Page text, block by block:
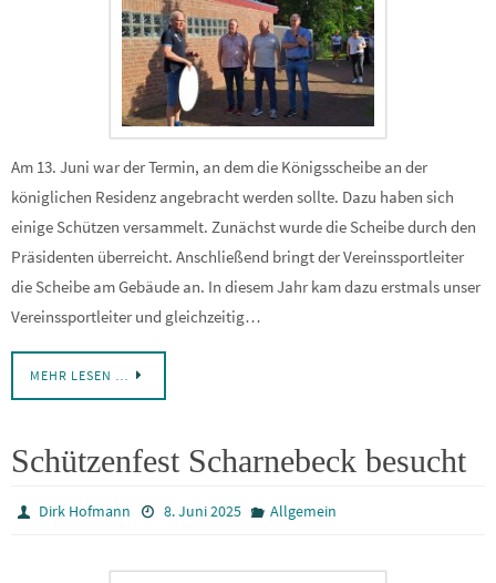
Am 13. Juni war der Termin, an dem die Königsscheibe an der
königlichen Residenz angebracht werden sollte. Dazu haben sich
einige Schützen versammelt. Zunächst wurde die Scheibe durch den
Präsidenten überreicht. Anschließend bringt der Vereinssportleiter
die Scheibe am Gebäude an. In diesem Jahr kam dazu erstmals unser
Vereinssportleiter und gleichzeitig…
MEHR LESEN …
Schützenfest Scharnebeck besucht
Dirk Hofmann 8. Juni 2025 Allgemein